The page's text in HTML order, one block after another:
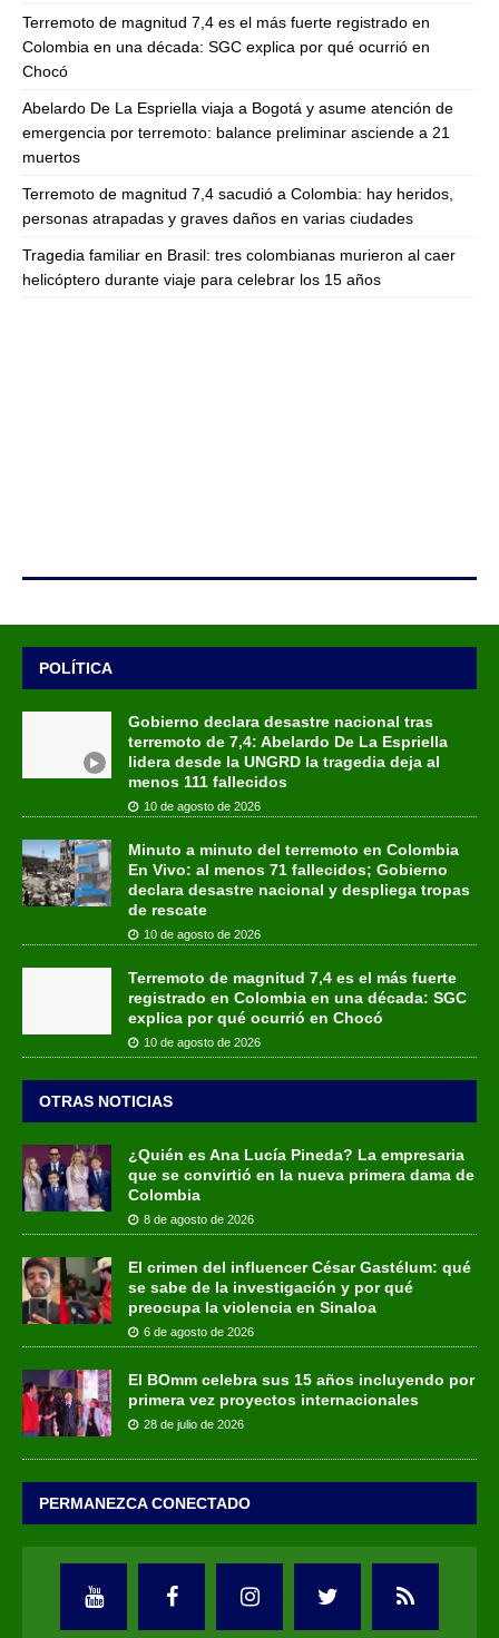
Terremoto de magnitud 7,4 es el más fuerte registrado en
Colombia en una década: SGC explica por qué ocurrió en
Chocó
Abelardo De La Espriella viaja a Bogotá y asume atención de
emergencia por terremoto: balance preliminar asciende a 21
muertos
Terremoto de magnitud 7,4 sacudió a Colombia: hay heridos,
personas atrapadas y graves daños en varias ciudades
Tragedia familiar en Brasil: tres colombianas murieron al caer
helicóptero durante viaje para celebrar los 15 años
POLÍTICA
Gobierno declara desastre nacional tras
terremoto de 7,4: Abelardo De La Espriella
lidera desde la UNGRD la tragedia deja al
menos 111 fallecidos
10 de agosto de 2026
Minuto a minuto del terremoto en Colombia
En Vivo: al menos 71 fallecidos; Gobierno
declara desastre nacional y despliega tropas
de rescate
10 de agosto de 2026
Terremoto de magnitud 7,4 es el más fuerte
registrado en Colombia en una década: SGC
explica por qué ocurrió en Chocó
10 de agosto de 2026
OTRAS NOTICIAS
¿Quién es Ana Lucía Pineda? La empresaria
que se convirtió en la nueva primera dama de
Colombia
8 de agosto de 2026
El crimen del influencer César Gastélum: qué
se sabe de la investigación y por qué
preocupa la violencia en Sinaloa
6 de agosto de 2026
El BOmm celebra sus 15 años incluyendo por
primera vez proyectos internacionales
28 de julio de 2026
PERMANEZCA CONECTADO